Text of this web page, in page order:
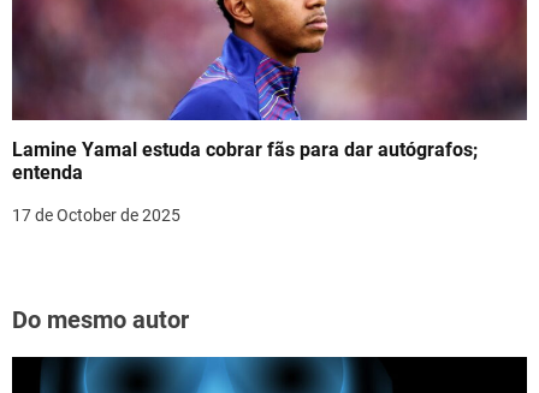
Lamine Yamal estuda cobrar fãs para dar autógrafos;
entenda
17 de October de 2025
Do mesmo autor